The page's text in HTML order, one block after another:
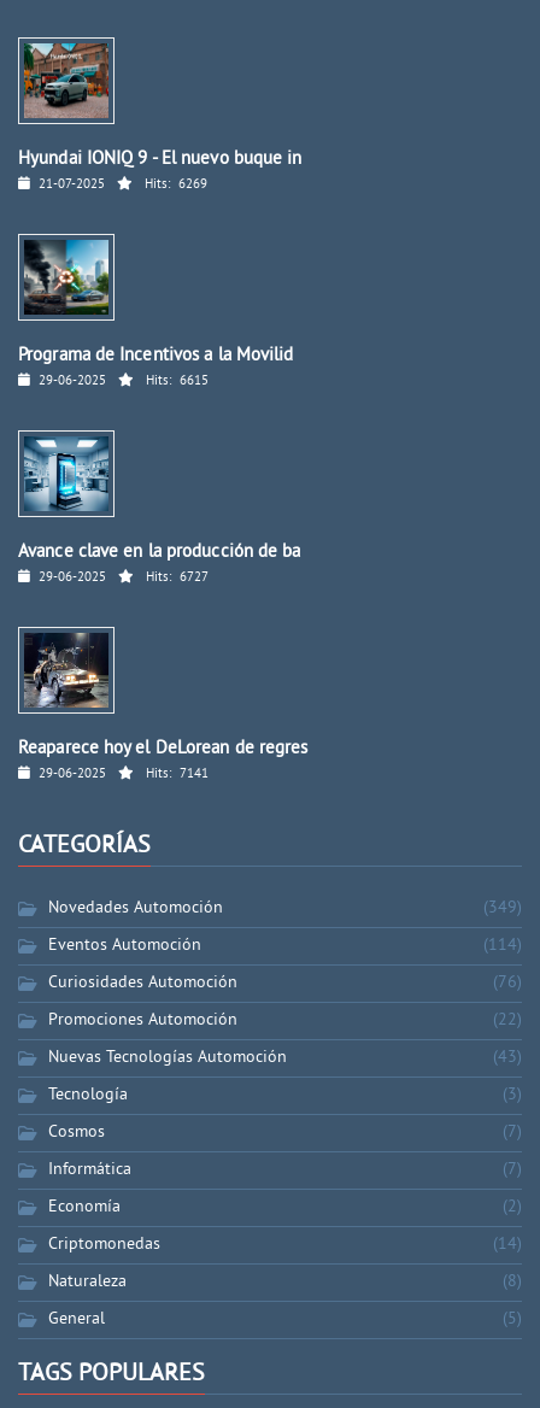
Hyundai IONIQ 9 - El nuevo buque in
21-07-2025 Hits: 6269
Programa de Incentivos a la Movilid
29-06-2025 Hits: 6615
Avance clave en la producción de ba
29-06-2025 Hits: 6727
Reaparece hoy el DeLorean de regres
29-06-2025 Hits: 7141
CATEGORÍAS
Novedades Automoción
(349)
Eventos Automoción
(114)
Curiosidades Automoción
(76)
Promociones Automoción
(22)
Nuevas Tecnologías Automoción
(43)
Tecnología
(3)
Cosmos
(7)
Informática
(7)
Economía
(2)
Criptomonedas
(14)
Naturaleza
(8)
General
(5)
TAGS POPULARES